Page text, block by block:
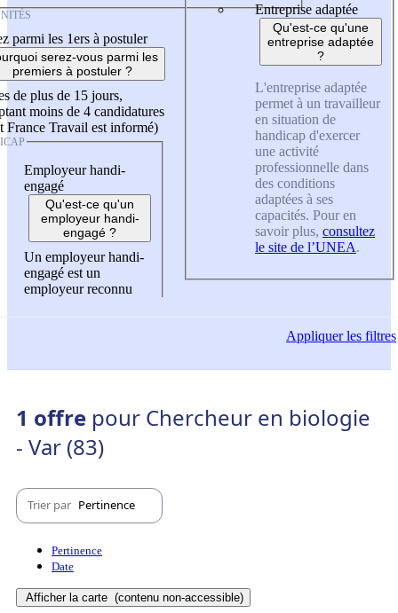
parmi les 1ers à postuler
serez-vous parmi les
premiers à postuler ?
de plus de 15 jours,
moins de 4 candidatures
France Travail est informé)
Employeur handi-
engagé
Qu'est-ce qu'un
employeur handi-
engagé ?
Un employeur handi-
engagé est un
employeur reconnu
Entreprise adaptée
Qu'est-ce qu'une
entreprise adaptée
?
L'entreprise adaptée
permet à un travailleur
en situation de
handicap d'exercer
une activité
professionnelle dans
des conditions
adaptées à ses
capacités. Pour en
savoir plus, consultez
le site de l’UNEA.
Appliquerles filtres
1 offre pour Chercheur en biologie
- Var (83)
Trier par Pertinence
Pertinence
Date
Afficher la carte (contenu non-accessible)